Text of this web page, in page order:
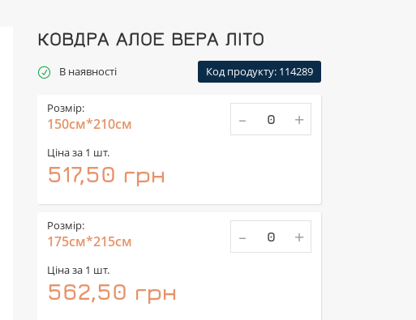
КОВДРА АЛОЕ ВЕРА ЛІТО
В наявності Код продукту: 114289
Розмір:
150см*210см
Ціна за 1 шт.
517,50 грн
- +
Розмір:
175см*215см
Ціна за 1 шт.
562,50 грн
- +